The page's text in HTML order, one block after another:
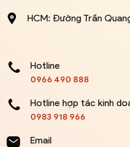
HCM: Đường Trần
Hotline
0966 490 888
Hotline hợp tác kinh
0983 918 966
Email